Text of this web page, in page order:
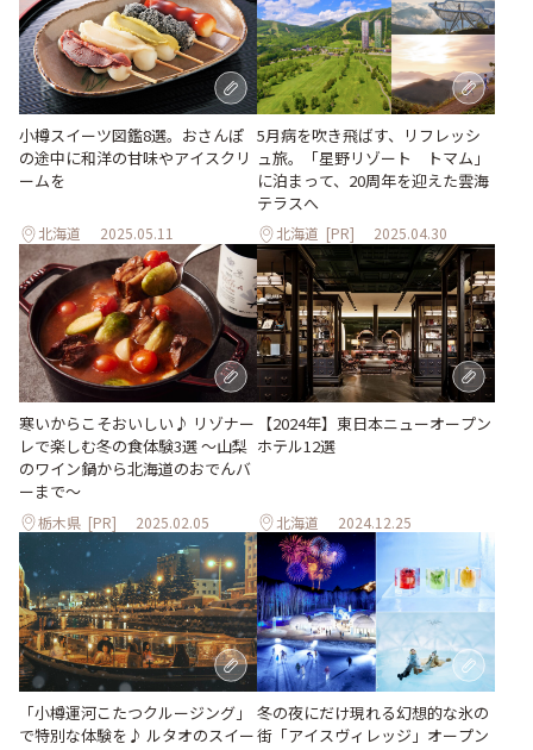
小樽スイーツ図鑑8選。おさんぽ
の途中に和洋の甘味やアイスクリ
ームを
北海道 2025.05.11
5月病を吹き飛ばす、リフレッシ
ュ旅。「星野リゾート トマム」
に泊まって、20周年を迎えた雲海
テラスへ
北海道 [PR] 2025.04.30
寒いからこそおいしい♪ リゾナー
レで楽しむ冬の食体験3選 ～山梨
のワイン鍋から北海道のおでんバ
ーまで～
栃木県 [PR] 2025.02.05
【2024年】東日本ニューオープン
ホテル12選
北海道 2024.12.25
「小樽運河こたつクルージング」
で特別な体験を♪ ルタオのスイー
冬の夜にだけ現れる幻想的な氷の
街「アイスヴィレッジ」オープン